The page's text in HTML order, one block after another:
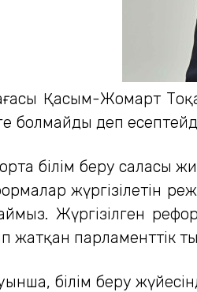
Қасым-Жомарт
болмайды деп
орта білім беру саласы
жүргізілетін
Жүргізілген
жатқан парламенттік
білім беру